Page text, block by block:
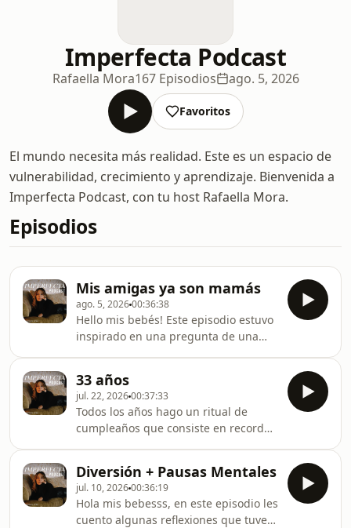
Imperfecta Podcast
Rafaella Mora167 Episodios ago. 5, 2026
Favoritos
El mundo necesita más realidad. Este es un espacio de
vulnerabilidad, crecimiento y aprendizaje. Bienvenida a
Imperfecta Podcast, con tu host Rafaella Mora.
Episodios
Mis amigas ya son mamás
ago. 5, 202600:36:38
Hello mis bebés! Este episodio estuvo
inspirado en una pregunta de una
cuento mi experiencia aunque sea
bastante imperfecta + lo que hubiera
hecho diferente. Síguenos en
YOUTUBESígueme en INSTAGRAM
33 años
jul. 22, 202600:37:33
Todos los años hago un ritual de
cumpleaños que consiste en recordar
algunos de mis aprendizajes.
Sígueme en INSTAGRAM Síguenos en
YOUTUBE
Diversión + Pausas Mentales
jul. 10, 202600:36:19
Hola mis bebesss, en este episodio les
cuento algunas reflexiones que tuve